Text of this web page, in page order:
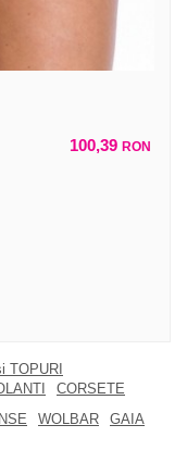
100,39 RON
TOPURI
CORSETE
WOLBAR
GAIA